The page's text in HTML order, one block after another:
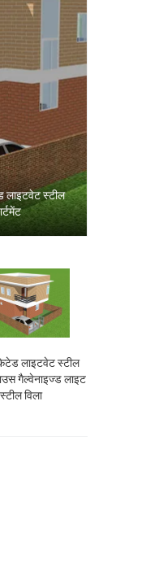
लाइटवेट स्टील
लाइटवेट स्टील
गैल्वेनाइज्ड लाइट
स्टील विला